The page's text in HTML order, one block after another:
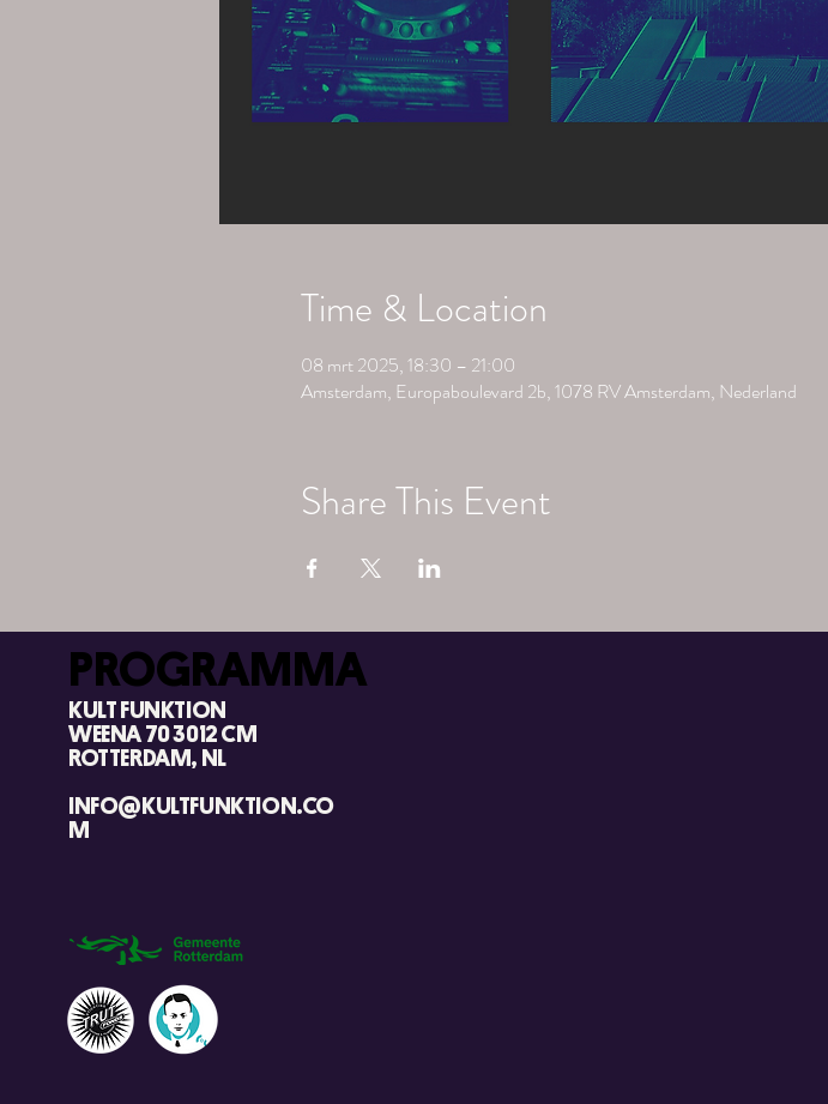
Time & Location
08 mrt 2025, 18:30 – 21:00
Amsterdam, Europaboulevard 2b, 1078 RV Amsterdam, Nederland
Share This Event
PROGRAMMA
KULT FUNKTION
WEENA 70 3012 CM
ROTTERDAM, NL
INFO@KULTFUNKTION.CO
M